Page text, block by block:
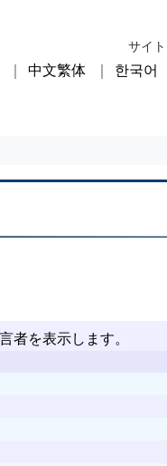
サイ
中文繁体 한국어